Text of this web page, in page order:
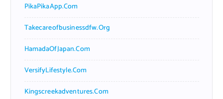
PikaPikaApp.com
Takecareofbusinessdfw.org
HamadaOfJapan.com
VersifyLifestyle.com
Kingscreekadventures.com